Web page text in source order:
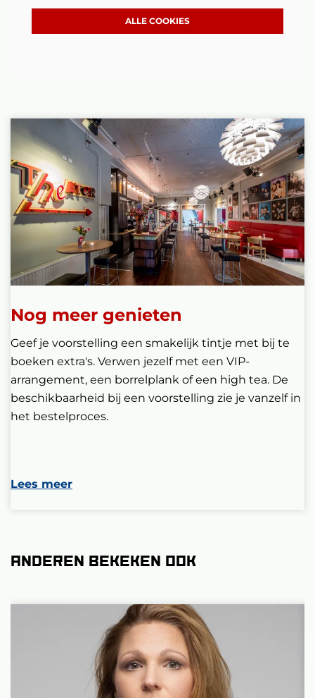
ALLE COOKIES
Nog meer genieten
Geef je voorstelling een smakelijk tintje met bij te
boeken extra's. Verwen jezelf met een VIP-
arrangement, een borrelplank of een high tea. De
beschikbaarheid bij een voorstelling zie je vanzelf in
het bestelproces.
Lees meer
Anderen bekeken ook